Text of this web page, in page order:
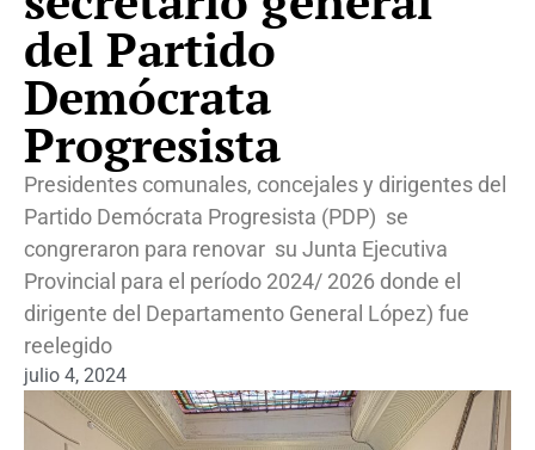
del Partido
Demócrata
Progresista
Presidentes comunales, concejales y dirigentes del
Partido Demócrata Progresista (PDP) se
congreraron para renovar su Junta Ejecutiva
Provincial para el período 2024/ 2026 donde el
dirigente del Departamento General López) fue
reelegido
julio 4, 2024